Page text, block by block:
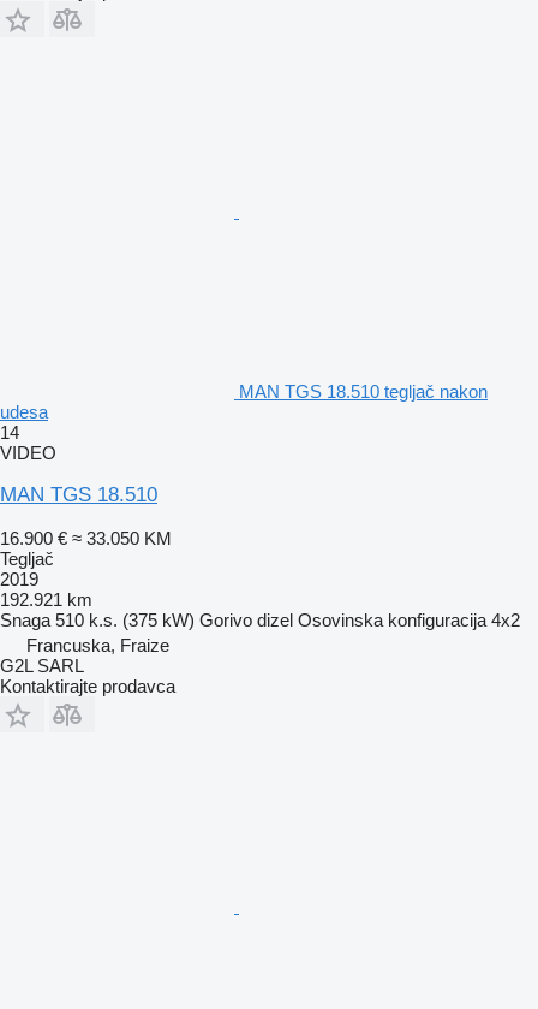
MAN TGS 18.510 tegljač nakon
udesa
14
VIDEO
MAN TGS 18.510
16.900 € ≈ 33.050 KM
Tegljač
2019
192.921 km
Snaga 510 k.s. (375 kW) Gorivo dizel Osovinska konfiguracija 4x2
Francuska, Fraize
G2L SARL
Kontaktirajte prodavca